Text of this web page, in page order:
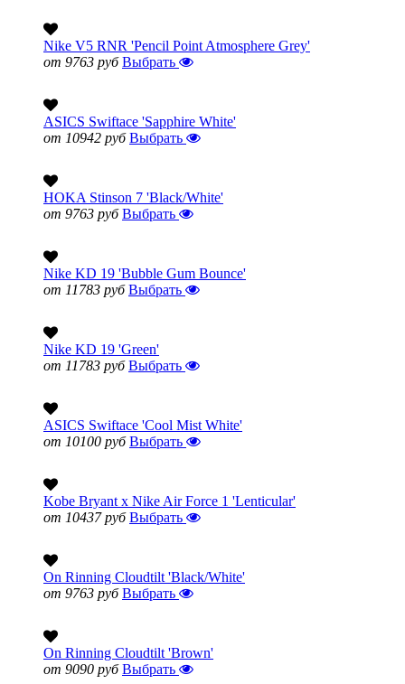
Nike V5 RNR 'Pencil Point Atmosphere Grey'
от 9763 руб Выбрать
ASICS Swiftace 'Sapphire White'
от 10942 руб Выбрать
HOKA Stinson 7 'Black/White'
от 9763 руб Выбрать
Nike KD 19 'Bubble Gum Bounce'
от 11783 руб Выбрать
Nike KD 19 'Green'
от 11783 руб Выбрать
ASICS Swiftace 'Cool Mist White'
от 10100 руб Выбрать
Kobe Bryant x Nike Air Force 1 'Lenticular'
от 10437 руб Выбрать
On Rinning Cloudtilt 'Black/White'
от 9763 руб Выбрать
On Rinning Cloudtilt 'Brown'
от 9090 руб Выбрать